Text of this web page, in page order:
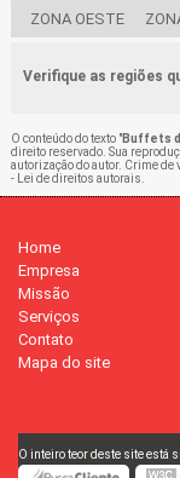
ZONA OESTE
Verifique as regiões
O conteúdo do texto "Buffets
direito reservado. Sua
autorização do autor. Crime de
- Lei de direitos autorais
Home
Empresa
Missão
Serviços
Contato
Mapa do site
O inteiro teor deste site está